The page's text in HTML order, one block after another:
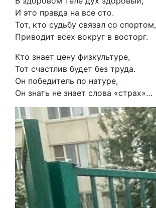
И это правда на все сто.
Тот, кто судьбу связал со спортом,
Приводит всех вокруг в восторг.
Кто знает цену физкультуре,
Тот счастлив будет без труда.
Он победитель по натуре,
Он знать не знает слова «страх»…